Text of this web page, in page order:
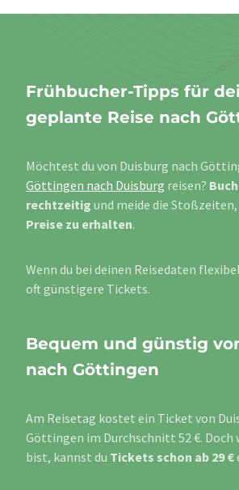
Frühbucher-Tipps für
geplante Reise nach
Möchtest du von Duisburg nach
Göttingen nach Duisburg reisen?
rechtzeitig und meide die
Preise zu erhalten.
Wenn du bei deinen Reisedaten
oft günstigere Tickets.
Bequem und günstig
nach Göttingen
Am Reisetag kostet ein Ticket von
Göttingen im Durchschnitt 52 €. Doch
bist, kannst du Tickets schon ab 29 €